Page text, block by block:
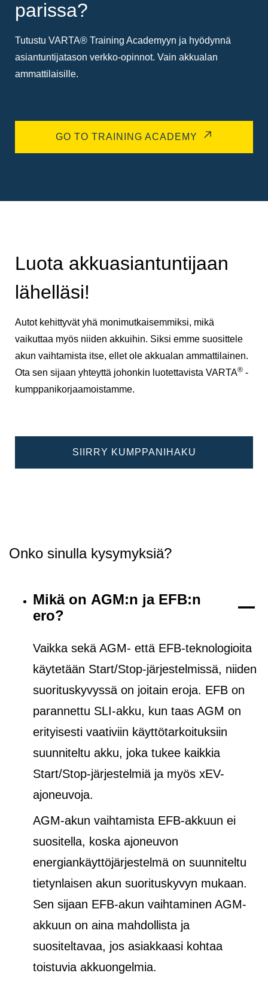
parissa?
Tutustu VARTA® Training Academyyn ja hyödynnä
asiantuntijatason verkko-opinnot. Vain akkualan
ammattilaisille.
GO TO TRAINING ACADEMY
Luota akkuasiantuntijaan
lähelläsi!
Autot kehittyvät yhä monimutkaisemmiksi, mikä
vaikuttaa myös niiden akkuihin. Siksi emme suosittele
akun vaihtamista itse, ellet ole akkualan ammattilainen.
Ota sen sijaan yhteyttä johonkin luotettavista VARTA® -
kumppanikorjaamoistamme.
SIIRRY KUMPPANIHAKU
Onko sinulla kysymyksiä?
Mikä on AGM:n ja EFB:n
ero?
Vaikka sekä AGM- että EFB-teknologioita
käytetään Start/Stop-järjestelmissä, niiden
suorituskyvyssä on joitain eroja. EFB on
parannettu SLI-akku, kun taas AGM on
erityisesti vaativiin käyttötarkoituksiin
suunniteltu akku, joka tukee kaikkia
Start/Stop-järjestelmiä ja myös xEV-
ajoneuvoja.
AGM-akun vaihtamista EFB-akkuun ei
suositella, koska ajoneuvon
energiankäyttöjärjestelmä on suunniteltu
tietynlaisen akun suorituskyvyn mukaan.
Sen sijaan EFB-akun vaihtaminen AGM-
akkuun on aina mahdollista ja
suositeltavaa, jos asiakkaasi kohtaa
toistuvia akkuongelmia.